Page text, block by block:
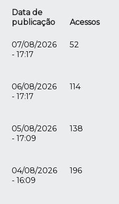
Data de
publicação
Acessos
07/08/2026
- 17:17
52
06/08/2026
- 17:17
114
05/08/2026
- 17:09
138
04/08/2026
- 16:09
196